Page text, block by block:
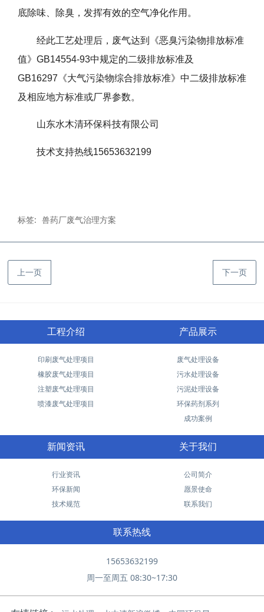
底除味、除臭，发挥有效的空气净化作用。
经此工艺处理后，废气达到《恶臭污染物排放标准
值》GB14554-93中规定的二级排放标准及
GB16297《大气污染物综合排放标准》中二级排放标准
及相应地方标准或厂界参数。
山东水木清环保科技有限公司
技术支持热线15653632199
标签: 兽药厂废气治理方案
上一页 下一页
工程介绍
印刷废气处理项目
橡胶废气处理项目
注塑废气处理项目
喷漆废气处理项目
产品展示
废气处理设备
污水处理设备
污泥处理设备
环保药剂系列
成功案例
新闻资讯
行业资讯
环保新闻
技术规范
关于我们
公司简介
愿景使命
联系我们
联系热线
15653632199
周一至周五 08:30~17:30